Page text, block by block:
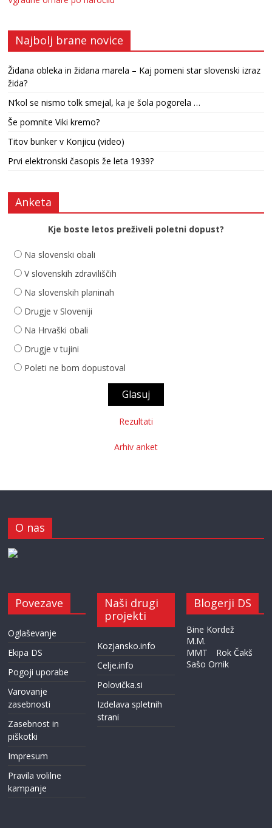
Najbolj brane novice
Židana obleka in židana marela – Kaj pomeni star slovenski izraz
žida?
N’kol se nismo tolk smejal, ka je šola pogorela …
Še pomnite Viki kremo?
Titov bunker v Konjicu (video)
Prvi elektronski časopis že leta 1939?
Anketa
Kje boste letos preživeli poletni dopust?
Na slovenski obali
V slovenskih zdraviliščih
Na slovenskih planinah
Drugje v Sloveniji
Na Hrvaški obali
Drugje v tujini
Poleti ne bom dopustoval
Rezultati
Arhiv anket
O nas
Povezave
Oglaševanje
Ekipa DS
Pogoji uporabe
Varovanje
zasebnosti
Zasebnost in
piškotki
Impresum
Pravila volilne
kampanje
Naši drugi
projekti
Kozjansko.info
Celje.info
Polovička.si
Izdelava spletnih
strani
Blogerji DS
Bine Kordež
M.M.
MMT
Rok Čakš
Sašo Ornik